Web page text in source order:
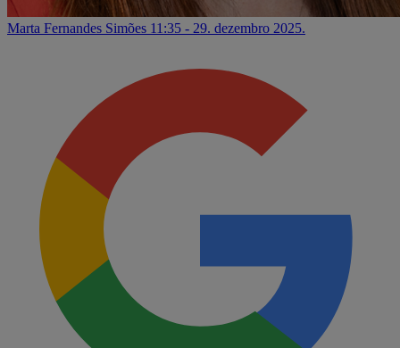
Marta Fernandes Simões 11:35 - 29. dezembro 2025.